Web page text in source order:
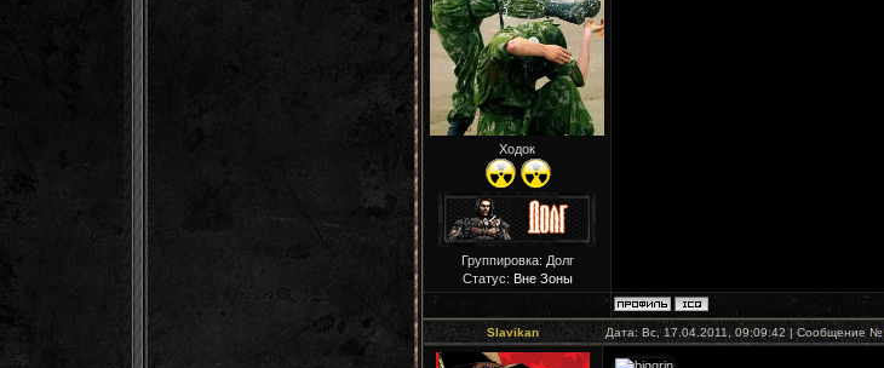
Ходок
Группировка: Долг
Статус: Вне Зоны
Slavikan Дата: Вс, 17.04.2011, 09:09:42 | Сообщение №